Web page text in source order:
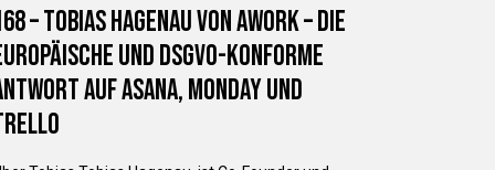
– Tobias Hagenau von awork – Die
und DSGVO-konforme
auf asana, Monday und